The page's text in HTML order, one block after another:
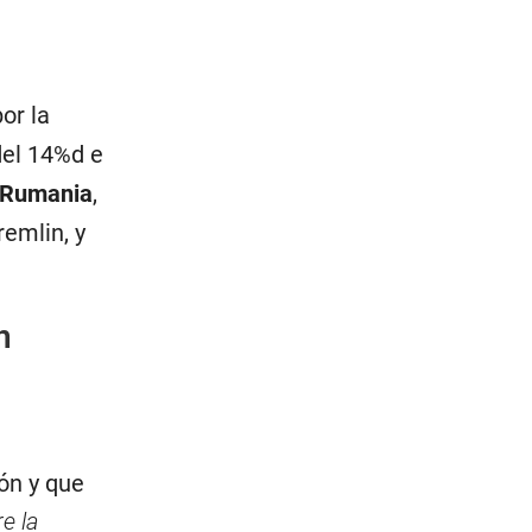
la
14%d e
,
y
y que
la